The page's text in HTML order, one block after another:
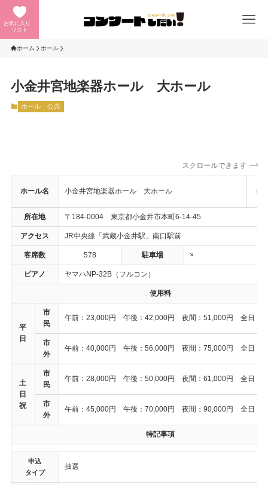
お気に入り
リスト
ホーム ホール
小金井宮地楽器ホール 大ホール
ホール 公共
スクロールできます
ホール名 小金井宮地楽器ホール 大ホール
所在地 〒184-0004 東京都小金井市本町6-14-45
アクセス JR中央線「武蔵小金井駅」南口駅前
客席数 578 駐車場 ×
ピアノ ヤマハNP-32B（フルコン）
使用料
平
日
市
民
午前：23,000円 午後：42,000円 夜間：51,000円 全日：
市
外
午前：40,000円 午後：56,000円 夜間：75,000円 全日：
土
日
祝
市
民
午前：28,000円 午後：50,000円 夜間：61,000円 全日：
市
外
午前：45,000円 午後：70,000円 夜間：90,000円 全日：
特記事項
申込
タイプ
抽選